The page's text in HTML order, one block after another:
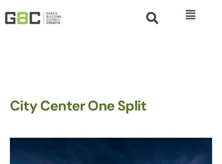
City Center One Split